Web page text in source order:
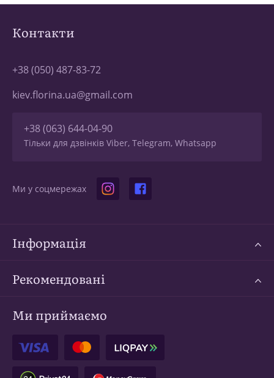
Контакти
+38 (050) 487-83-72
kiev.florina.ua@gmail.com
+38 (063) 644-04-90
Тільки для дзвінків Viber, Telegram, Whatsapp
Ми у соцмережах
Інформація
Рекомендовані
Ми приймаємо